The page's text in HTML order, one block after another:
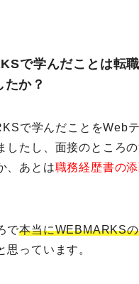
で学んだことは転
たか？
で学んだことをWeb
したし、面接のところ
、あとは職務経歴書の
で本当にWEBMARKS
思っています。